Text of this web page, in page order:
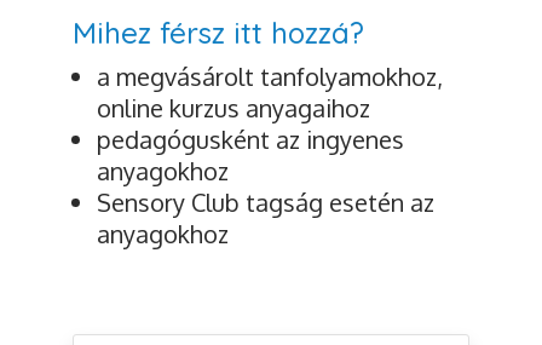
Mihez férsz itt hozzá?
a megvásárolt tanfolyamokhoz,
online kurzus anyagaihoz
pedagógusként az ingyenes
anyagokhoz
Sensory Club tagság esetén az
anyagokhoz